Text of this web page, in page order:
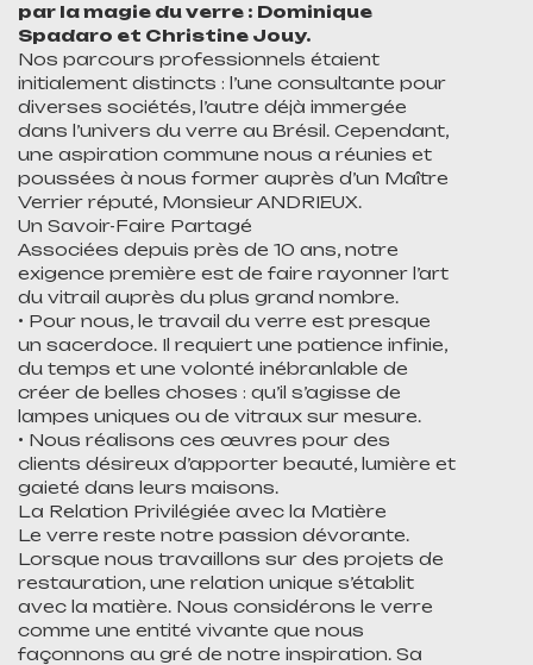
par la magie du verre : Dominique
Spadaro et Christine Jouy.
Nos parcours professionnels étaient
initialement distincts : l’une consultante pour
diverses sociétés, l’autre déjà immergée
dans l’univers du verre au Brésil. Cependant,
une aspiration commune nous a réunies et
poussées à nous former auprès d’un Maître
Verrier réputé, Monsieur ANDRIEUX.
Un Savoir-Faire Partagé
Associées depuis près de 10 ans, notre
exigence première est de faire rayonner l’art
du vitrail auprès du plus grand nombre.
• Pour nous, le travail du verre est presque
un sacerdoce. Il requiert une patience infinie,
du temps et une volonté inébranlable de
créer de belles choses : qu’il s’agisse de
lampes uniques ou de vitraux sur mesure.
• Nous réalisons ces œuvres pour des
clients désireux d’apporter beauté, lumière et
gaieté dans leurs maisons.
La Relation Privilégiée avec la Matière
Le verre reste notre passion dévorante.
Lorsque nous travaillons sur des projets de
restauration, une relation unique s’établit
avec la matière. Nous considérons le verre
comme une entité vivante que nous
façonnons au gré de notre inspiration. Sa